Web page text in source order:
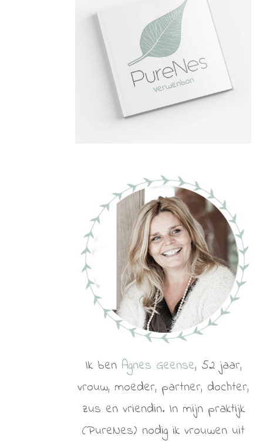
Ik ben Agnes Geense, 52 jaar,
vrouw, moeder, partner, dochter,
zus en vriendin. In mijn praktijk
(PureNes) nodig ik vrouwen uit